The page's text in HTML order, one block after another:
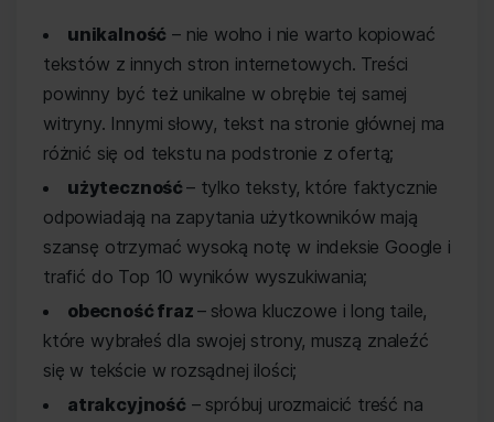
unikalność – nie wolno i nie warto kopiować
tekstów z innych stron internetowych. Treści
powinny być też unikalne w obrębie tej samej
witryny. Innymi słowy, tekst na stronie głównej ma
różnić się od tekstu na podstronie z ofertą;
użyteczność – tylko teksty, które faktycznie
odpowiadają na zapytania użytkowników mają
szansę otrzymać wysoką notę w indeksie Google i
trafić do Top 10 wyników wyszukiwania;
obecność fraz – słowa kluczowe i long taile,
które wybrałeś dla swojej strony, muszą znaleźć
się w tekście w rozsądnej ilości;
atrakcyjność – spróbuj urozmaicić treść na